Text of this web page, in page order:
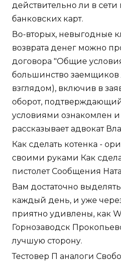
действительно ли в
банковских карт.
Во-вторых, невыгодные
возврата денег можно
договора "Общие
большинство
взглядом), включив в
оборот,
условиями ознакомлен и
рассказывает адвокат
Как сделать котенка -
своими руками Как
пистолет Сообщения
Вам достаточно
каждый день, и уже
приятно удивлены, как
Горнозаводск
лучшую сторону.
Тестовер П аналоги